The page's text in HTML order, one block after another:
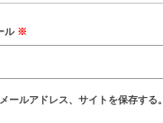
ル ※
ールアドレス、サイトを保存する。